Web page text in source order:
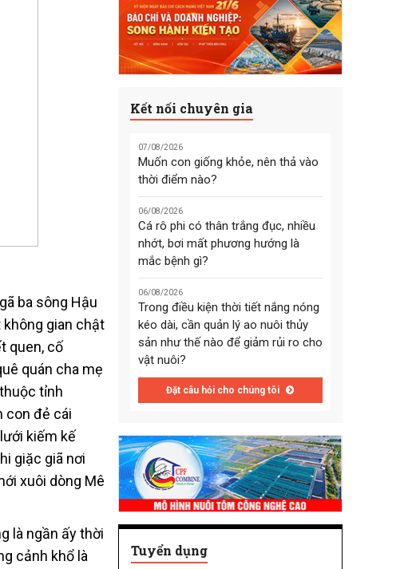
ba sông Hậu
không gian chật
quen, cố
quán cha mẹ
tỉnh
con đẻ cái
kiếm kế
giặc giã nơi
xuôi dòng Mê
là ngần ấy thời
cảnh khổ là
Kết nối chuyên gia
07/08/2026
Muốn con giống khỏe, nên thả vào
thời điểm nào?
06/08/2026
Cá rô phi có thân trắng đục, nhiều
nhớt, bơi mất phương hướng là
mắc bệnh gì?
06/08/2026
Trong điều kiện thời tiết nắng nóng
kéo dài, cần quản lý ao nuôi thủy
sản như thế nào để giảm rủi ro cho
vật nuôi?
Đặt câu hỏi cho chúng tôi
Tuyển dụng